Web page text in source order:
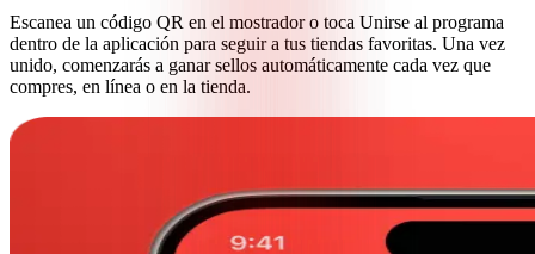
Escanea un código QR en el mostrador o toca Unirse al programa
dentro de la aplicación para seguir a tus tiendas favoritas. Una vez
unido, comenzarás a ganar sellos automáticamente cada vez que
compres, en línea o en la tienda.